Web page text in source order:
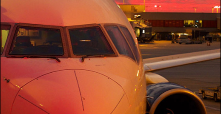
TRANSPORT AÉRIEN
ROISSY AEROPORT CH. DE
GAULLE